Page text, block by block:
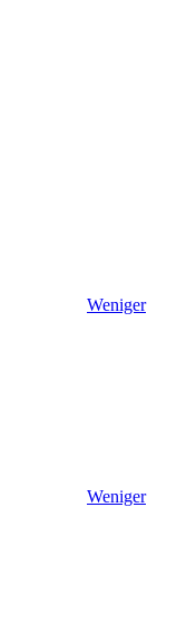
Weniger
Weniger